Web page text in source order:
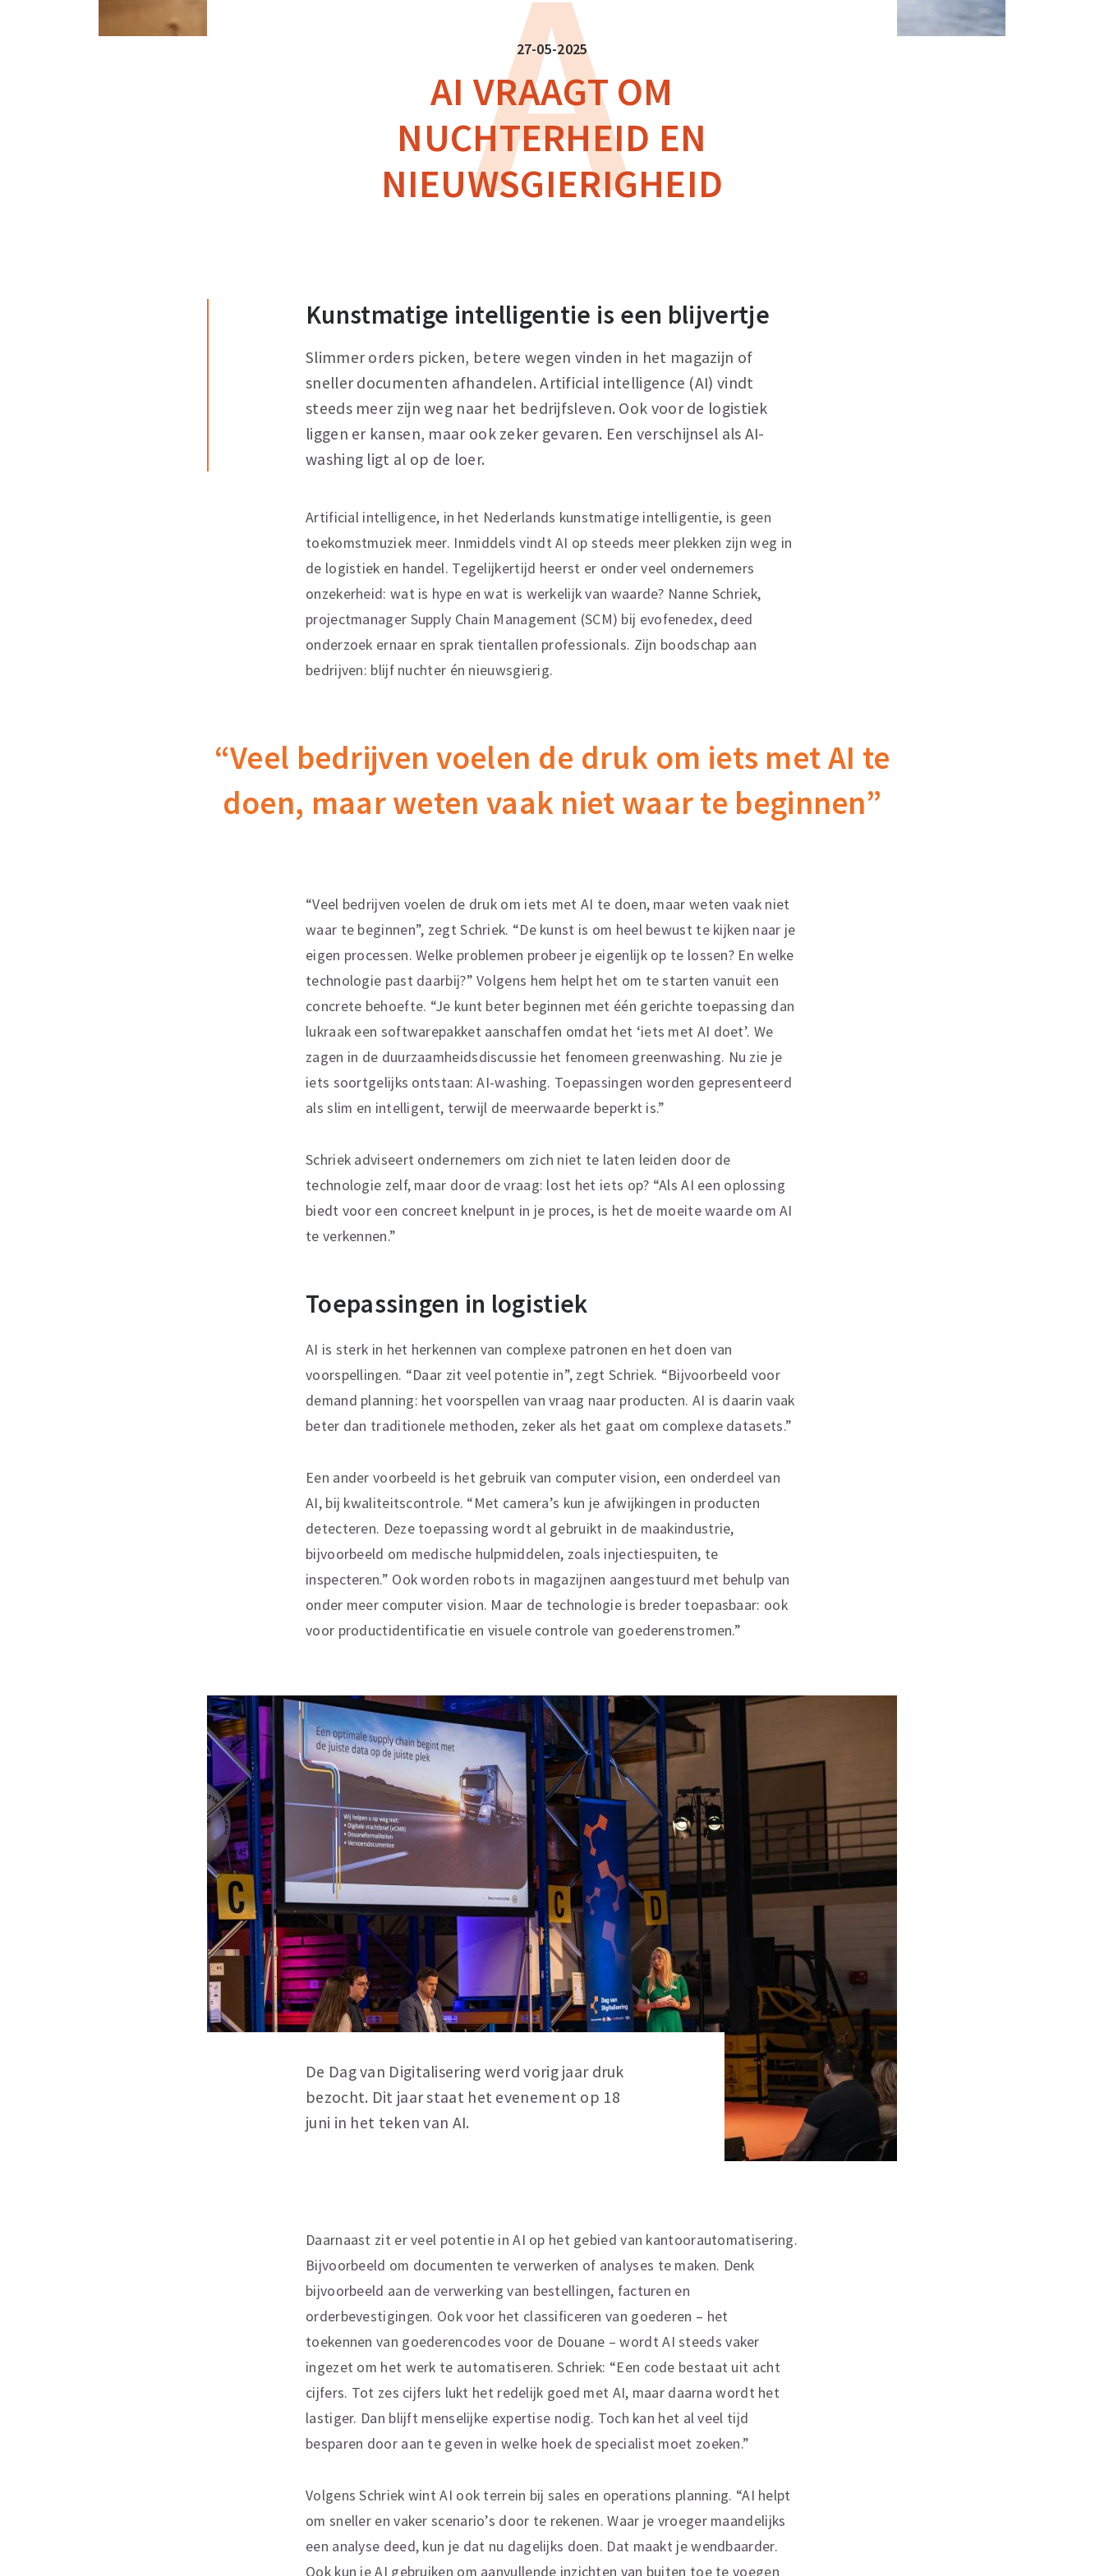
27-05-2025
AI VRAAGT OM
NUCHTERHEID EN
NIEUWSGIERIGHEID
A
Kunstmatige intelligentie is een blijvertje
Slimmer orders picken, betere wegen vinden in het magazijn of
sneller documenten afhandelen. Artificial intelligence (AI) vindt
steeds meer zijn weg naar het bedrijfsleven. Ook voor de logistiek
liggen er kansen, maar ook zeker gevaren. Een verschijnsel als AI-
washing ligt al op de loer.
Artificial intelligence, in het Nederlands kunstmatige intelligentie, is geen
toekomstmuziek meer. Inmiddels vindt AI op steeds meer plekken zijn weg in
de logistiek en handel. Tegelijkertijd heerst er onder veel ondernemers
onzekerheid: wat is hype en wat is werkelijk van waarde? Nanne Schriek,
projectmanager Supply Chain Management (SCM) bij evofenedex, deed
onderzoek ernaar en sprak tientallen professionals. Zijn boodschap aan
bedrijven: blijf nuchter én nieuwsgierig.
“Veel bedrijven voelen de druk om iets met AI te
doen, maar weten vaak niet waar te beginnen”
“Veel bedrijven voelen de druk om iets met AI te doen, maar weten vaak niet
waar te beginnen”, zegt Schriek. “De kunst is om heel bewust te kijken naar je
eigen processen. Welke problemen probeer je eigenlijk op te lossen? En welke
technologie past daarbij?” Volgens hem helpt het om te starten vanuit een
concrete behoefte. “Je kunt beter beginnen met één gerichte toepassing dan
lukraak een softwarepakket aanschaffen omdat het ‘iets met AI doet’. We
zagen in de duurzaamheidsdiscussie het fenomeen greenwashing. Nu zie je
iets soortgelijks ontstaan: AI-washing. Toepassingen worden gepresenteerd
als slim en intelligent, terwijl de meerwaarde beperkt is.”
Schriek adviseert ondernemers om zich niet te laten leiden door de
technologie zelf, maar door de vraag: lost het iets op? “Als AI een oplossing
biedt voor een concreet knelpunt in je proces, is het de moeite waarde om AI
te verkennen.”
Toepassingen in logistiek
AI is sterk in het herkennen van complexe patronen en het doen van
voorspellingen. “Daar zit veel potentie in”, zegt Schriek. “Bijvoorbeeld voor
demand planning: het voorspellen van vraag naar producten. AI is daarin vaak
beter dan traditionele methoden, zeker als het gaat om complexe datasets.”
Een ander voorbeeld is het gebruik van computer vision, een onderdeel van
AI, bij kwaliteitscontrole. “Met camera’s kun je afwijkingen in producten
detecteren. Deze toepassing wordt al gebruikt in de maakindustrie,
bijvoorbeeld om medische hulpmiddelen, zoals injectiespuiten, te
inspecteren.” Ook worden robots in magazijnen aangestuurd met behulp van
onder meer computer vision. Maar de technologie is breder toepasbaar: ook
voor productidentificatie en visuele controle van goederenstromen.”
De Dag van Digitalisering werd vorig jaar druk
bezocht. Dit jaar staat het evenement op 18
juni in het teken van AI.
Daarnaast zit er veel potentie in AI op het gebied van kantoorautomatisering.
Bijvoorbeeld om documenten te verwerken of analyses te maken. Denk
bijvoorbeeld aan de verwerking van bestellingen, facturen en
orderbevestigingen. Ook voor het classificeren van goederen – het
toekennen van goederencodes voor de Douane – wordt AI steeds vaker
ingezet om het werk te automatiseren. Schriek: “Een code bestaat uit acht
cijfers. Tot zes cijfers lukt het redelijk goed met AI, maar daarna wordt het
lastiger. Dan blijft menselijke expertise nodig. Toch kan het al veel tijd
besparen door aan te geven in welke hoek de specialist moet zoeken.”
Volgens Schriek wint AI ook terrein bij sales en operations planning. “AI helpt
om sneller en vaker scenario’s door te rekenen. Waar je vroeger maandelijks
een analyse deed, kun je dat nu dagelijks doen. Dat maakt je wendbaarder.
Ook kun je AI gebruiken om aanvullende inzichten van buiten toe te voegen